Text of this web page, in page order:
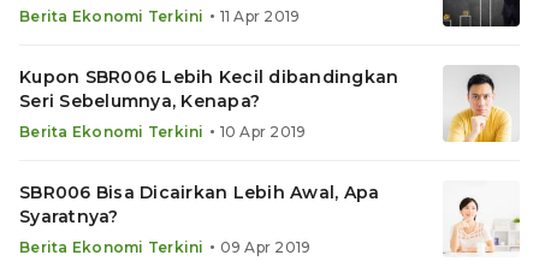
Berita Ekonomi Terkini • 11 Apr 2019
Kupon SBR006 Lebih Kecil dibandingkan
Seri Sebelumnya, Kenapa?
Berita Ekonomi Terkini • 10 Apr 2019
SBR006 Bisa Dicairkan Lebih Awal, Apa
Syaratnya?
Berita Ekonomi Terkini • 09 Apr 2019